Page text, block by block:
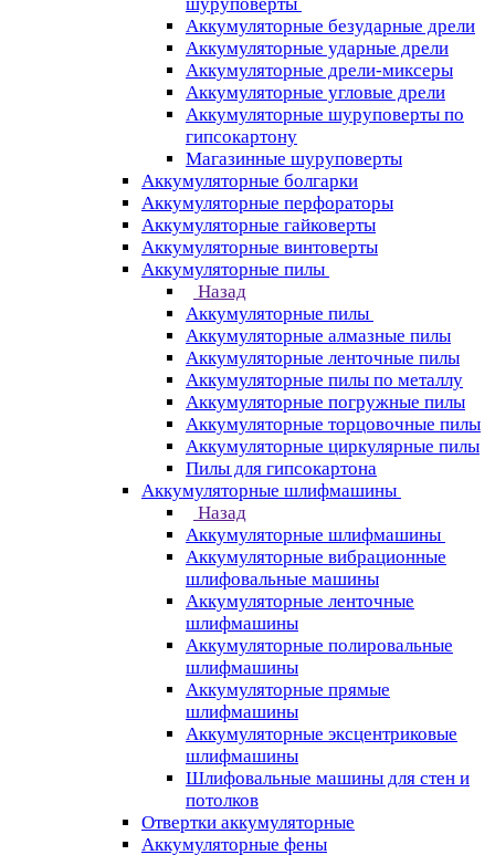
Аккумуляторные безударные дрели
Аккумуляторные ударные дрели
Аккумуляторные дрели-миксеры
Аккумуляторные угловые дрели
Аккумуляторные шуруповерты по
гипсокартону
Магазинные шуруповерты
Аккумуляторные болгарки
Аккумуляторные перфораторы
Аккумуляторные гайковерты
Аккумуляторные винтоверты
Аккумуляторные пилы
Назад
Аккумуляторные пилы
Аккумуляторные алмазные пилы
Аккумуляторные ленточные пилы
Аккумуляторные пилы по металлу
Аккумуляторные погружные пилы
Аккумуляторные торцовочные пилы
Аккумуляторные циркулярные пилы
Пилы для гипсокартона
Аккумуляторные шлифмашины
Назад
Аккумуляторные шлифмашины
Аккумуляторные вибрационные
шлифовальные машины
Аккумуляторные ленточные
шлифмашины
Аккумуляторные полировальные
шлифмашины
Аккумуляторные прямые
шлифмашины
Аккумуляторные эксцентриковые
шлифмашины
Шлифовальные машины для стен и
потолков
Отвертки аккумуляторные
Аккумуляторные фены